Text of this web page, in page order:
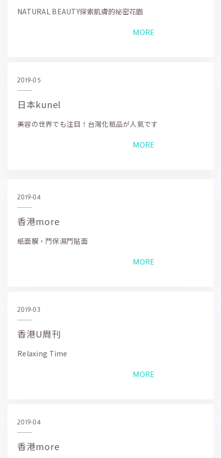
NATURAL BEAUTY探索肌膚的祕密花園
MORE
2019-05
日本kunel
美容の世界でも注目！台灣化粧品が人氣です
MORE
2019-04
香港more
紙面膜，鬥保濕鬥貼面
MORE
2019-03
香港U周刊
Relaxing Time
MORE
2019-04
香港more